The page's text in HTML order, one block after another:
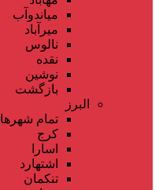
میاندوآب
میرآباد
نالوس
نقده
نوشین
بازگشت
البرز
تمام شهر‌ها
کرج
اسارا
اشتهارد
تنکمان